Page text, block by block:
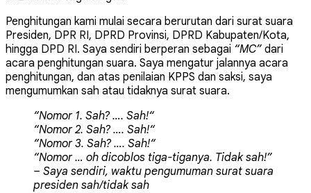
Penghitungan kami mulai secara berurutan dari surat suara
Presiden, DPR RI, DPRD Provinsi, DPRD Kabupaten/Kota,
hingga DPD RI. Saya sendiri berperan sebagai “MC” dari
acara penghitungan suara. Saya mengatur jalannya acara
penghitungan, dan atas penilaian KPPS dan saksi, saya
mengumumkan sah atau tidaknya surat suara.
“Nomor 1. Sah? …. Sah!“
“Nomor 2. Sah? …. Sah!“
“Nomor 3. Sah? …. Sah!“
“Nomor … oh dicoblos tiga-tiganya. Tidak sah!”
– Saya sendiri, waktu pengumuman surat suara
presiden sah/tidak sah